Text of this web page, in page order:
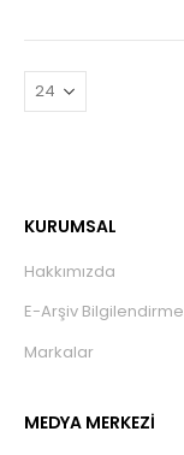
KURUMSAL
Hakkımızda
E-Arşiv Bilgilendirme
Markalar
MEDYA MERKEZİ